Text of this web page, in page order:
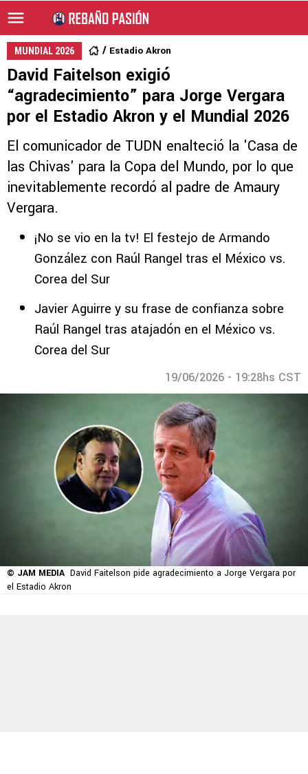
MUNDIAL 2026 Estadio Akron
David Faitelson exigió
“agradecimiento” para Jorge Vergara
por el Estadio Akron y el Mundial 2026
El comunicador de TUDN enalteció la 'Casa de
las Chivas' para la Copa del Mundo, por lo que
inevitablemente recordó al padre de Amaury
Vergara.
¡No se vio en la tv! El festejo de Armando
González con Raúl Rangel tras el México vs.
Corea del Sur
Javier Aguirre y su frase de confianza sobre
Raúl Rangel tras atajadón en el México vs.
Corea del Sur
19/06/2026 - 19:28hs CST
© JAM MEDIA David Faitelson pide agradecimiento a Jorge Vergara por
el Estadio Akron